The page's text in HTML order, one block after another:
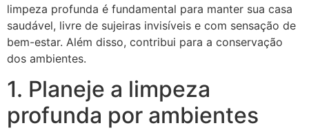
limpeza profunda é fundamental para manter sua casa
saudável, livre de sujeiras invisíveis e com sensação de
bem-estar. Além disso, contribui para a conservação
dos ambientes.
1. Planeje a limpeza
profunda por ambientes